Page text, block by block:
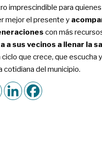
imprescindible para
mejor el presente y
con más
a sus vecinos a llenar la
que crece, que escucha
cotidiana del municipio.